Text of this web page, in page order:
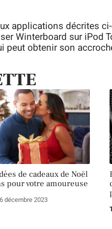
applications décrites
Winterboard sur iPod
peut obtenir son
de cadeaux de Noël
pour votre amoureuse
6 décembre 2023